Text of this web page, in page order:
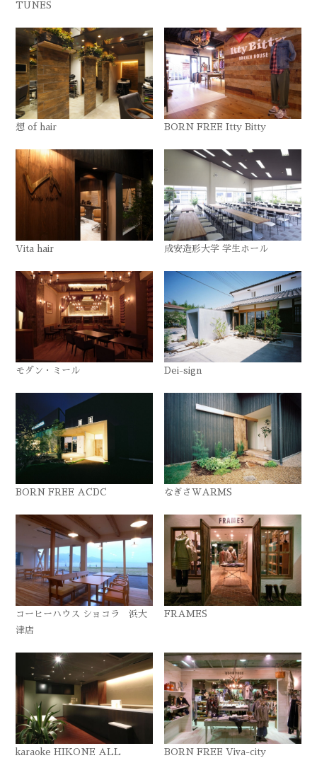
TUNES
想 of hair BORN FREE Itty Bitty
Vita hair 成安造形大学 学生ホール
モダン・ミール Dei-sign
BORN FREE ACDC なぎさWARMS
コーヒーハウス ショコラ 浜大
津店
FRAMES
karaoke HIKONE ALL
BORN FREE Viva-city